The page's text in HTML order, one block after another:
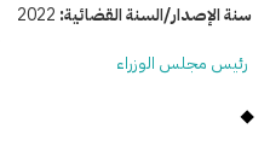
سنة الإصدار/السنة القضائية: 2022
رئيس مجلس الوزراء